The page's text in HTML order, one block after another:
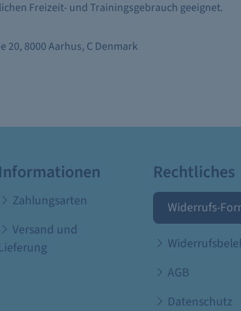
Freizeit- und Trainingsgebrauch geeignet.
20, 8000 Aarhus, C Denmark
Informationen
Zahlungsarten
Versand und
Lieferung
Rechtliches
Widerrufs-
AGB
Datenschutz